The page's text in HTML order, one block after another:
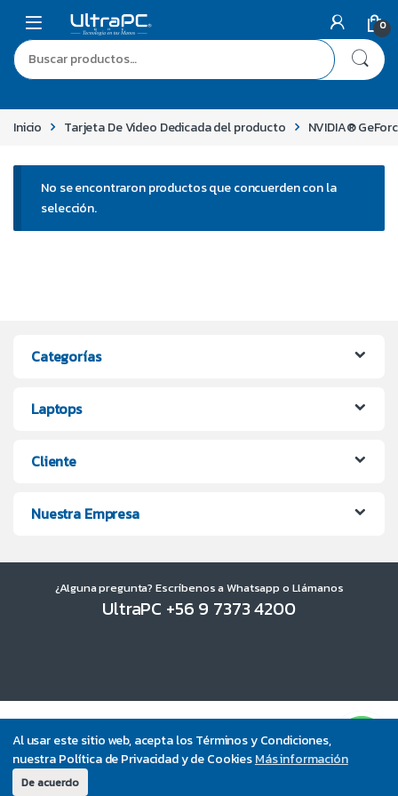
Al usar este sitio web, acepta los Términos y Condiciones,
nuestra Política de Privacidad y de CookiesMás información
De acuerdo
0
Inicio Tarjeta De Video Dedicada del producto NVIDIA®
No se encontraron productos que concuerden con la
selección.
Categorías
Laptops
Cliente
Nuestra Empresa
¿Alguna pregunta? Escríbenos a Whatsapp o Llámanos
UltraPC +56 9 7373 4200